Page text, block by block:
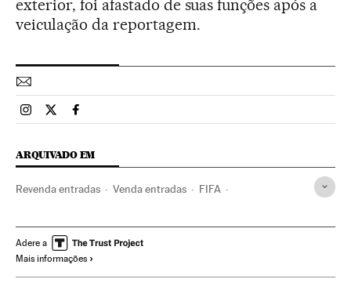
exterior, foi afastado de suas funções após a
veiculação da reportagem.
Esportes El País Brasil en Instagram
Esportes El País Brasil en Twitter
Esportes El País Brasil en Facebook
ARQUIVADO EM
Revenda entradas Venda entradas FIFA
Delitos econômicos Copa do Mundo Futebol
Organizações desportivas
Adere a
Mais informações